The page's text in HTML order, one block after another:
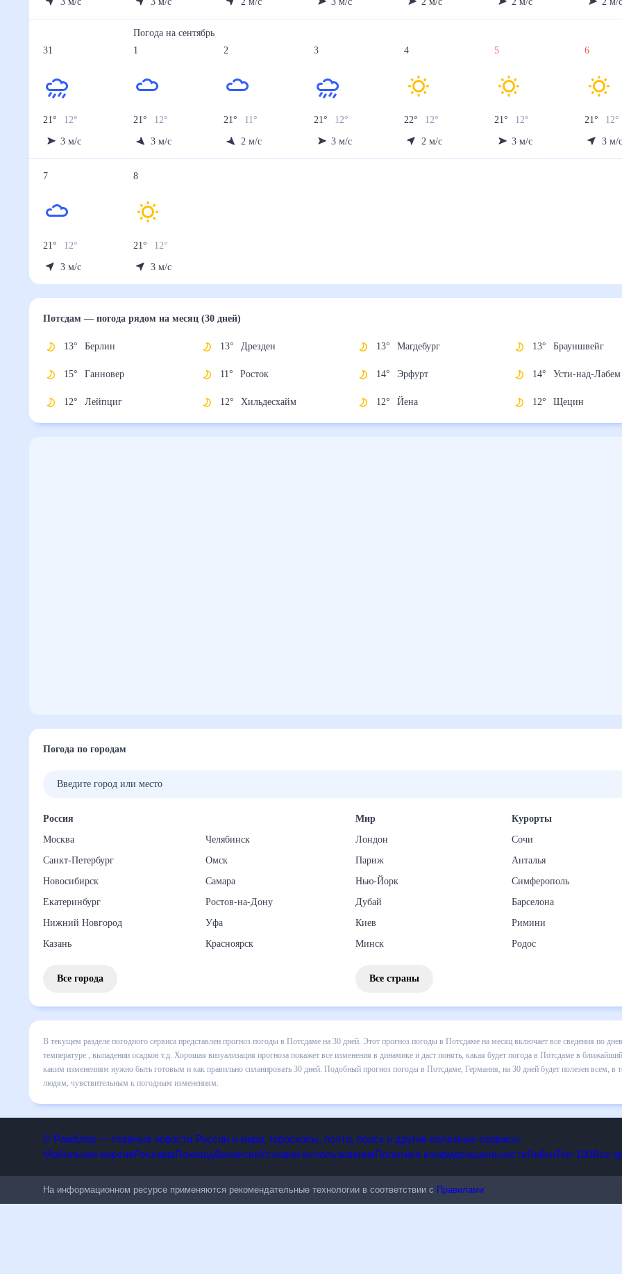
31
21° 12°
3 м/с
Погода насентябрь
1
21° 12°
3 м/с
2
21° 11°
2 м/с
3
21° 12°
3 м/с
4
22° 12°
2 м/с
5
21° 12°
3 м/с
6
21° 12°
3 м/
7
21° 12°
3 м/с
8
21° 12°
3 м/с
Потсдам— погода рядомна месяц (30 дней)
13° Берлин
15° Ганновер
12° Лейпциг
13° Дрезден
11° Росток
12° Хильдесхайм
13° Магдебург
14° Эрфурт
12° Йена
13° Брауншвейг
14° Усти-над-
12° Щецин
Погода по городам
Россия
Москва
Санкт-Петербург
Новосибирск
Екатеринбург
Нижний Новгород
Казань
Челябинск
Омск
Самара
Ростов-на-Дону
Уфа
Красноярск
Все города
Мир
Лондон
Париж
Нью-Йорк
Дубай
Киев
Минск
Курорты
Сочи
Анталья
Симферополь
Барселона
Римини
Родос
Все страны
В текущем разделе погодного сервиса представлен прогноз погоды в Потсдаме на 30 дней. Этот прогноз погоды в Потсдаме на
включает все сведения по дневной температуре , выпадении осадков т.д. Хорошая визуализация прогноза покажет все
динамике и даст понять, какая будет погода в Потсдаме в ближайший месяц, к каким изменениям нужно быть готовым и как
спланировать 30 дней. Подобный прогноз погоды в Потсдаме, Германия, на 30 дней будет полезен всем, в том числе людям,
© Рамблер — главные новости России и мира, гороскопы, почта, поиск и другие полезные сервисы
На информационном ресурсе применяются рекомендательные технологии в соответствии сПравилами